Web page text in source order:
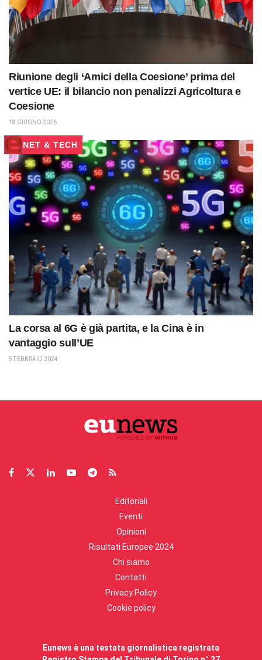
Riunione degli ‘Amici della Coesione’ prima del
vertice UE: il bilancio non penalizzi Agricoltura e
Coesione
18 GIUGNO 2026
NET & TECH
La corsa al 6G è già partita, e la Cina è in
vantaggio sull’UE
5 FEBBRAIO 2024
Editoriali
Eventi
Opinioni
Risultati Europee 2024
Chi siamo
Contatti
Privacy Policy
Cookie policy
Eunews è una testata giornalistica registrata